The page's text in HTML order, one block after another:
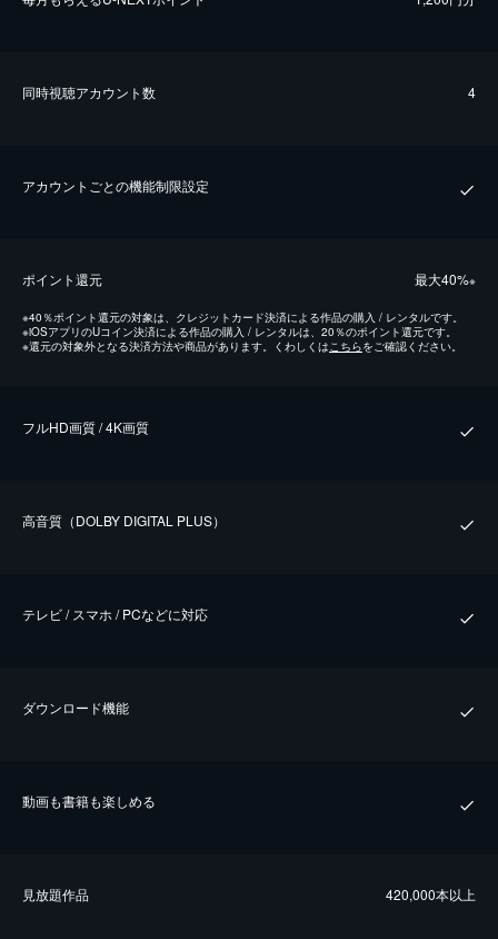
同時視聴アカウント数 4
アカウントごとの機能制限設定
ポイント還元 最⼤40%※
※40％ポイント還元の対象は、クレジットカード決済による作品の購入 / レンタルです。
※iOSアプリのUコイン決済による作品の購入 / レンタルは、20％のポイント還元です。
※還元の対象外となる決済方法や商品があります。くわしくはこちらをご確認ください。
フルHD画質 / 4K画質
⾼⾳質（DOLBY DIGITAL PLUS）
テレビ / スマホ / PCなどに対応
ダウンロード機能
動画も書籍も楽しめる
⾒放題作品 420,000本以上